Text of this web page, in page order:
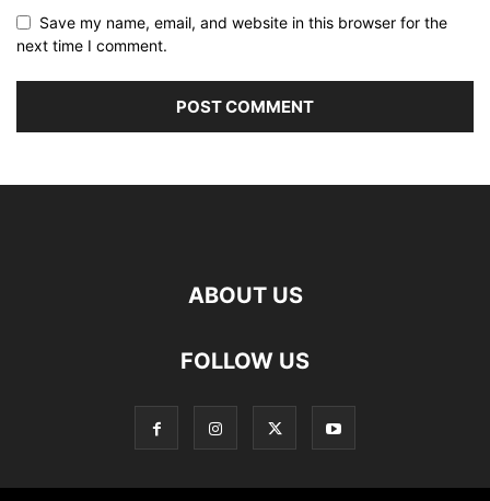
Save my name, email, and website in this browser for the
next time I comment.
ABOUT US
FOLLOW US